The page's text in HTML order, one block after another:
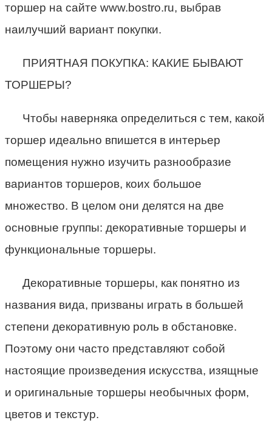
торшер на сайте www.bostro.ru, выбрав
наилучший вариант покупки.
ПРИЯТНАЯ ПОКУПКА: КАКИЕ БЫВАЮТ
ТОРШЕРЫ?
Чтобы наверняка определиться с тем, какой
торшер идеально впишется в интерьер
помещения нужно изучить разнообразие
вариантов торшеров, коих большое
множество. В целом они делятся на две
основные группы: декоративные торшеры и
функциональные торшеры.
Декоративные торшеры, как понятно из
названия вида, призваны играть в большей
степени декоративную роль в обстановке.
Поэтому они часто представляют собой
настоящие произведения искусства, изящные
и оригинальные торшеры необычных форм,
цветов и текстур.